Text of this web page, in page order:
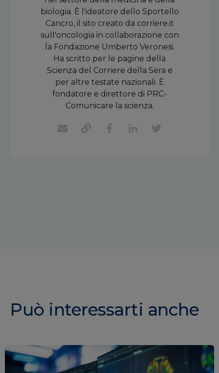
biologia. È l'ideatore dello Sportello
Cancro, il sito creato da corriere.it
sull'oncologia in collaborazione con
la Fondazione Umberto Veronesi.
Ha scritto per le pagine della
Scienza del Corriere della Sera e
per altre testate nazionali. È
fondatore e direttore di PRC-
Comunicare la scienza.
Può interessarti anche